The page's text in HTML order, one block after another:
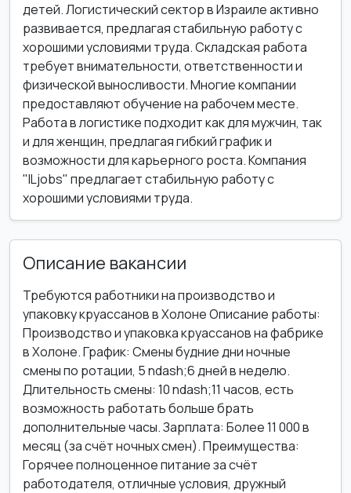
детей. Логистический сектор в Израиле активно
развивается, предлагая стабильную работу с
хорошими условиями труда. Складская работа
требует внимательности, ответственности и
физической выносливости. Многие компании
предоставляют обучение на рабочем месте.
Работа в логистике подходит как для мужчин, так
и для женщин, предлагая гибкий график и
возможности для карьерного роста. Компания
"ILjobs" предлагает стабильную работу с
хорошими условиями труда.
Описание вакансии
Требуются работники на производство и
упаковку круассанов в Холоне Описание работы:
Производство и упаковка круассанов на фабрике
в Холоне. График: Смены будние дни ночные
смены по ротации, 5 ndash;6 дней в неделю.
Длительность смены: 10 ndash;11 часов, есть
возможность работать больше брать
дополнительные часы. Зарплата: Более 11 000 в
месяц (за счёт ночных смен). Преимущества:
Горячее полноценное питание за счёт
работодателя, отличные условия, дружный